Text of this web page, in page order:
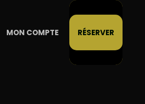
MON COMPTE RÉSERVER